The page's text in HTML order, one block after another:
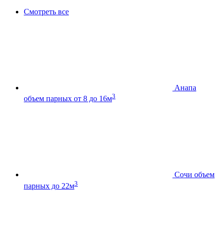
Смотреть все
Анапа
объем парных от 8 до 16м3
Сочи объем
парных до 22м3